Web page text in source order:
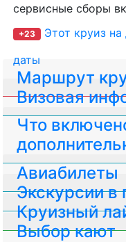
сервисные сборы
+23
Этот круиз на
даты
Маршрут
Визовая
Авиабилеты
Что
Экскурсии в
Круизный
Выбор кают